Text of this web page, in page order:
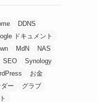
DDNS
ドキュメント
MdN
NAS
SEO
Synology
お金
ー
グラブ